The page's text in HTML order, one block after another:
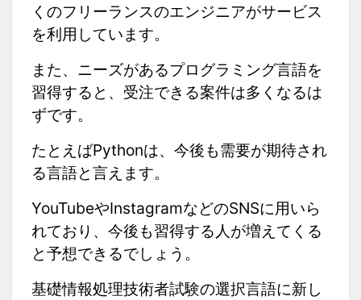
くのフリーランスのエンジニアがサービス
を利用しています。
また、ニーズがあるプログラミング言語を
習得すると、受注できる案件は多くなるは
ずです。
たとえばPythonは、今後も需要が期待され
る言語と言えます。
YouTubeやInstagramなどのSNSに用いら
れており、今後も習得する人が増えてくる
と予想できるでしょう。
基礎情報処理技術者試験の選択言語に新し